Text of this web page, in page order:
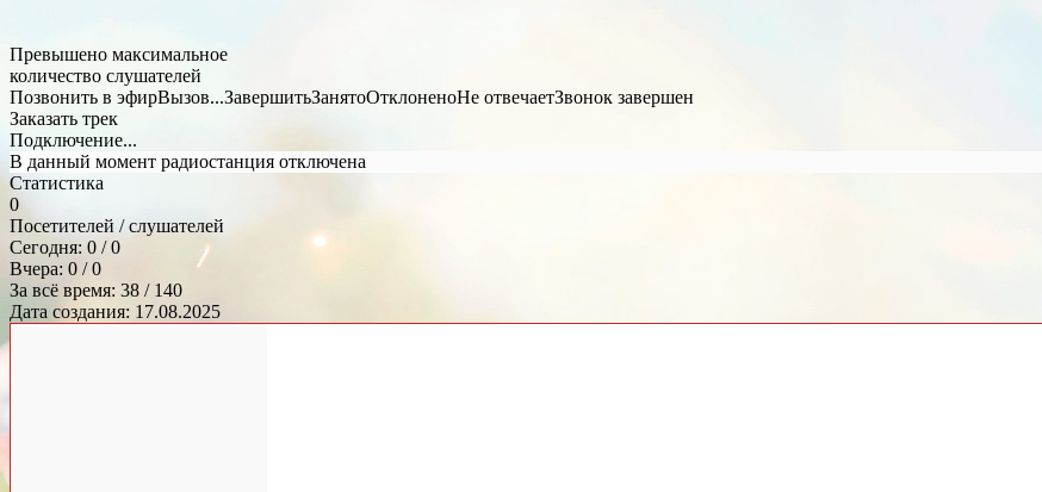
Превышено максимальное
количество слушателей
Позвонить в эфирВызов...ЗавершитьЗанятоОтклоненоНе отвечаетЗвонок завершен
Заказать трек
Подключение...
В данный момент радиостанция отключена
Статистика
0
Посетителей / слушателей
Сегодня: 0 / 0
Вчера: 0 / 0
За всё время: 38 / 140
Дата создания: 17.08.2025